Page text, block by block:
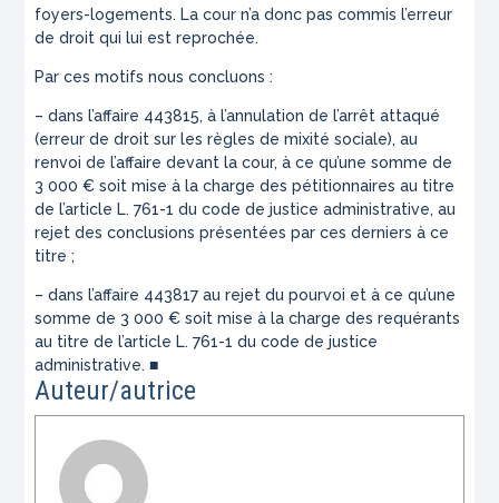
foyers-logements. La cour n’a donc pas commis l’erreur
de droit qui lui est reprochée.
Par ces motifs nous concluons :
– dans l’affaire 443815, à l’annulation de l’arrêt attaqué
(erreur de droit sur les règles de mixité sociale), au
renvoi de l’affaire devant la cour, à ce qu’une somme de
3 000 € soit mise à la charge des pétitionnaires au titre
de l’article L. 761-1 du code de justice administrative, au
rejet des conclusions présentées par ces derniers à ce
titre ;
– dans l’affaire 443817 au rejet du pourvoi et à ce qu’une
somme de 3 000 € soit mise à la charge des requérants
au titre de l’article L. 761-1 du code de justice
administrative. ■
Auteur/autrice